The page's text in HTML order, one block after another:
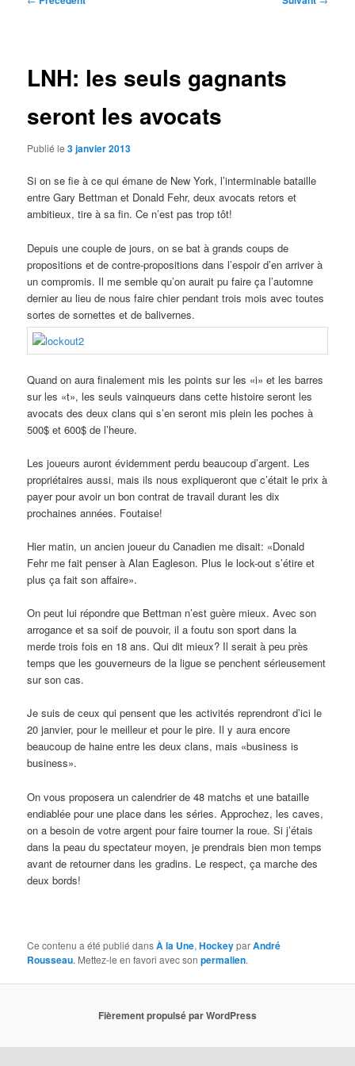
LNH: les seuls gagnants
seront les avocats
Publié le3 janvier 2013
Si on se fie à ce qui émane de New York, l’interminable bataille
entre Gary Bettman et Donald Fehr, deux avocats retors et
ambitieux, tire à sa fin. Ce n’est pas trop tôt!
Depuis une couple de jours, on se bat à grands coups de
propositions et de contre-propositions dans l’espoir d’en arriver à
un compromis. Il me semble qu’on aurait pu faire ça l’automne
dernier au lieu de nous faire chier pendant trois mois avec toutes
sortes de sornettes et de balivernes.
Quand on aura finalement mis les points sur les «i» et les barres
sur les «t», les seuls vainqueurs dans cette histoire seront les
avocats des deux clans qui s’en seront mis plein les poches à
500$ et 600$ de l’heure.
Les joueurs auront évidemment perdu beaucoup d’argent. Les
propriétaires aussi, mais ils nous expliqueront que c’était le prix à
payer pour avoir un bon contrat de travail durant les dix
prochaines années. Foutaise!
Hier matin, un ancien joueur du Canadien me disait: «Donald
Fehr me fait penser à Alan Eagleson. Plus le lock-out s’étire et
plus ça fait son affaire».
On peut lui répondre que Bettman n’est guère mieux. Avec son
arrogance et sa soif de pouvoir, il a foutu son sport dans la
merde trois fois en 18 ans. Qui dit mieux? Il serait à peu près
temps que les gouverneurs de la ligue se penchent sérieusement
sur son cas.
Je suis de ceux qui pensent que les activités reprendront d’ici le
20 janvier, pour le meilleur et pour le pire. Il y aura encore
beaucoup de haine entre les deux clans, mais «business is
business».
On vous proposera un calendrier de 48 matchs et une bataille
endiablée pour une place dans les séries. Approchez, les caves,
on a besoin de votre argent pour faire tourner la roue. Si j’étais
dans la peau du spectateur moyen, je prendrais bien mon temps
avant de retourner dans les gradins. Le respect, ça marche des
deux bords!
Ce contenu a été publié dansÀ la Une,HockeyparAndré
Rousseau. Mettez-le en favori avec sonpermalien.
Fièrement propulsé par WordPress